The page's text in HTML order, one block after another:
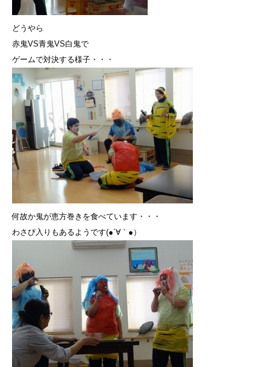
どうやら
赤鬼VS青鬼VS白鬼で
ゲームで対決する様子・・・
何故か鬼が恵方巻きを食べています・・・
わさび入りもあるようです(●´∀｀●）